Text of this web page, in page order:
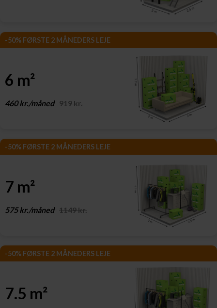
-50% FØRSTE 2 MÅNEDERS LEJE
6 m²
460 kr./måned 919 kr.
-50% FØRSTE 2 MÅNEDERS LEJE
7 m²
575 kr./måned 1149 kr.
-50% FØRSTE 2 MÅNEDERS LEJE
7.5 m²